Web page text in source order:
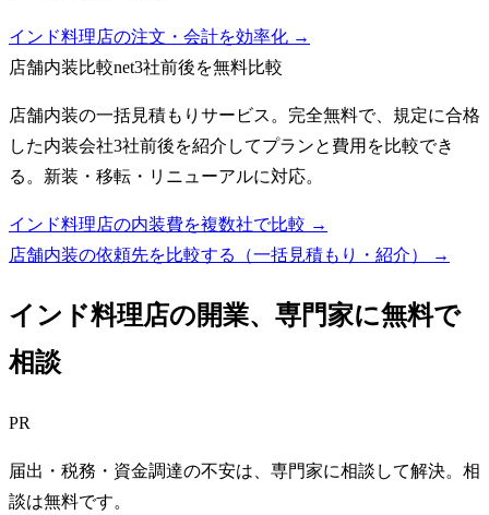
インド料理店の注文・会計を効率化 →
店舗内装比較net3社前後を無料比較
店舗内装の一括見積もりサービス。完全無料で、規定に合格
した内装会社3社前後を紹介してプランと費用を比較でき
る。新装・移転・リニューアルに対応。
インド料理店の内装費を複数社で比較 →
店舗内装の依頼先を比較する（一括見積もり・紹介）
→
インド料理店の開業、専門家に無料で
相談
PR
届出・税務・資金調達の不安は、専門家に相談して解決。相
談は無料です。